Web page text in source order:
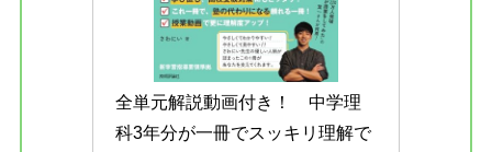
全単元解説動画付き！　中学理
科3年分が一冊でスッキリ理解で